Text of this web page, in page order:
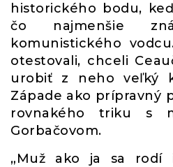
historického bodu,
čo najmenšie
komunistického
otestovali, chceli
urobiť z neho veľký
Západe ako prípravný
rovnakého triku s
Gorbačovom.
„Muž ako ja sa rodí